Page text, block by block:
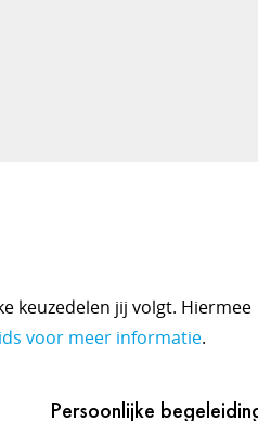
keuzedelen jij volgt. Hiermee
voor meer informatie.
Persoonlijke